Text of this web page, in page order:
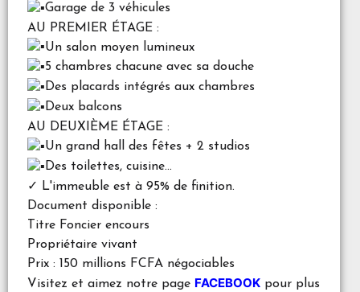
Garage de 3 véhicules
AU PREMIER ÉTAGE :
Un salon moyen lumineux
5 chambres chacune avec sa douche
Des placards intégrés aux chambres
Deux balcons
AU DEUXIÈME ÉTAGE :
Un grand hall des fêtes + 2 studios
Des toilettes, cuisine...
✓ L'immeuble est à 95% de finition.
Document disponible :
Titre Foncier encours
Propriétaire vivant
Prix : 150 millions FCFA négociables
Visitez et aimez notre page FACEBOOK pour plus